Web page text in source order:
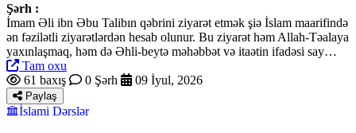
Şərh :
İmam Əli ibn Əbu Talibın qəbrini ziyarət etmək şiə İslam maarifində
ən fəzilətli ziyarətlərdən hesab olunur. Bu ziyarət həm Allah-Təalaya
yaxınlaşmaq, həm də Əhli-beytə məhəbbət və itaətin ifadəsi say…
Tam oxu
61 baxış
0 Şərh 09 İyul, 2026
Paylaş
İslami Dərslər